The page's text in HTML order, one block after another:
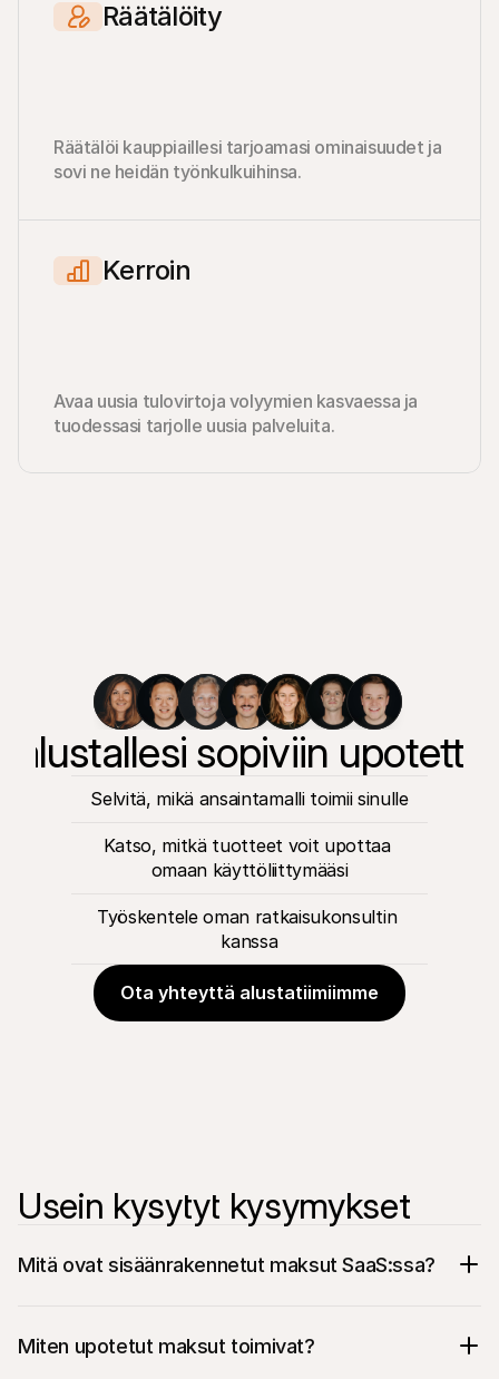
Räätälöity
Räätälöi kauppiaillesi tarjoamasi ominaisuudet ja
sovi ne heidän työnkulkuihinsa.
Kerroin
Avaa uusia tulovirtoja volyymien kasvaessa ja
tuodessasi tarjolle uusia palveluita.
sopiviin
Selvitä, mikä ansaintamalli toimii sinulle
Katso, mitkä tuotteet voit upottaa
omaan käyttöliittymääsi
Työskentele oman ratkaisukonsultin
kanssa
Ota yhteyttä alustatiimiimme
Usein kysytyt kysymykset
Mitä ovat sisäänrakennetut maksut SaaS:ssa?
Miten upotetut maksut toimivat?